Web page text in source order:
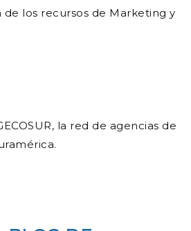
los recursos de Marketing y
la red de agencias de